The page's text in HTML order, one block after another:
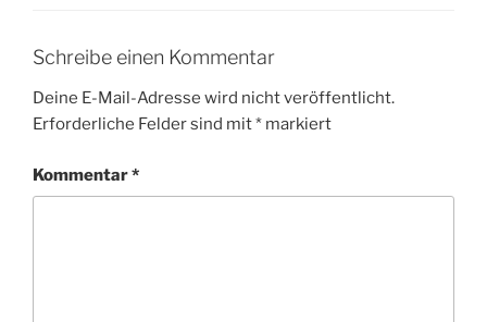
Schreibe einen Kommentar
Deine E-Mail-Adresse wird nicht veröffentlicht.
Erforderliche Felder sind mit* markiert
Kommentar*